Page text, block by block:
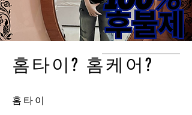
홈타이? 홈케어?
홈타이